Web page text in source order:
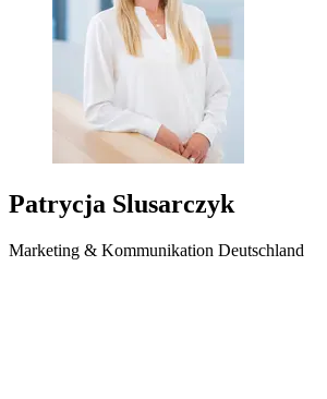
Patrycja Slusarczyk
Marketing & Kommunikation Deutschland